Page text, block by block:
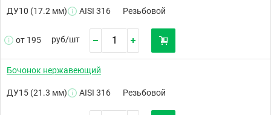
ДУ10 (17.2 мм) AISI 316 Резьбовой
от 195 руб/шт
Бочонок нержавеющий
ДУ15 (21.3 мм) AISI 316 Резьбовой